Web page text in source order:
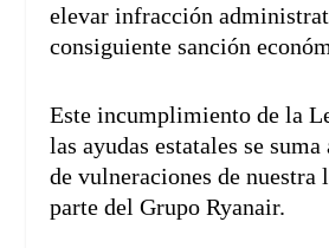
elevar infracción
consiguiente sanción
Este incumplimiento de la
las ayudas estatales se
de vulneraciones de nuestra
parte del Grupo Ryanair.